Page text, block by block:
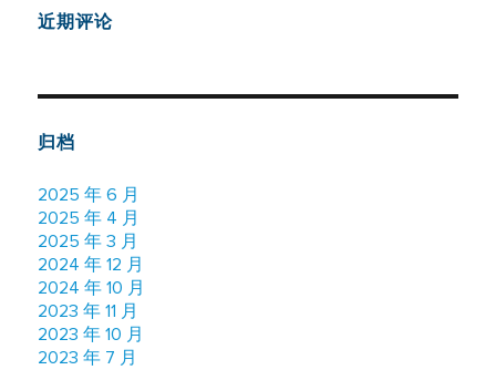
近期评论
归档
2025 年 6 月
2025 年 4 月
2025 年 3 月
2024 年 12 月
2024 年 10 月
2023 年 11 月
2023 年 10 月
2023 年 7 月